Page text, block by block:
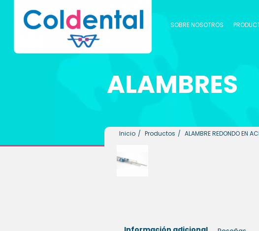
SOBRE NOSOTROS
ALAMBRES
Inicio Productos ALAMBRE REDONDO EN